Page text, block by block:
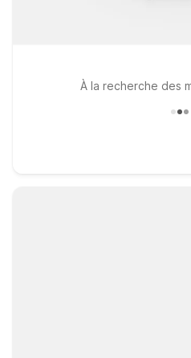
À la recherche des